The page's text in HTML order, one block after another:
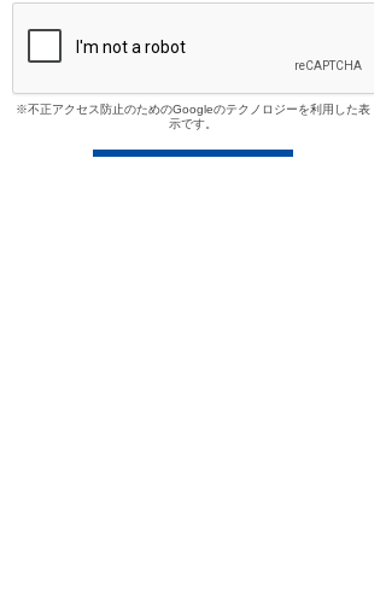
※不正アクセス防止のためのGoogleのテクノロジーを利用した表
示です。